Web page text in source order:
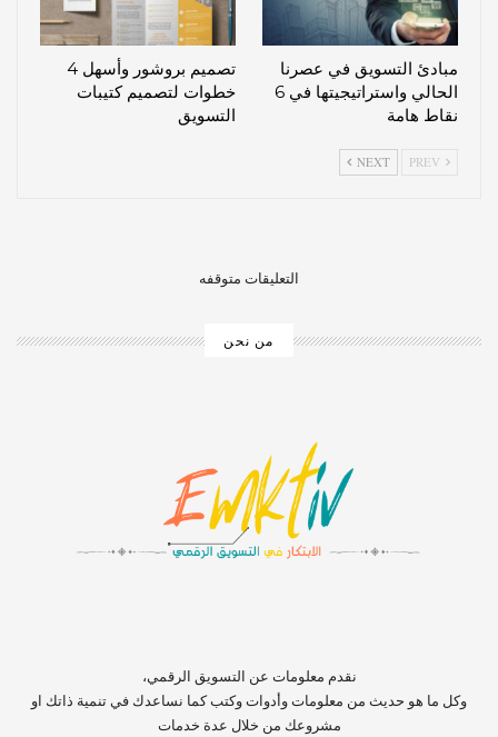
مبادئ التسويق في عصرنا
الحالي واستراتيجيتها في 6
نقاط هامة
تصميم بروشور وأسهل 4
خطوات لتصميم كتيبات
التسويق
NEXT
التعليقات متوقفه
من نحن
‏‏‏‏‏‏‏‏‏‏‏‏‏‏‏‏‏‏‏‏‏‏‏‏‏‏‏‏‏‏‏نقدم معلومات عن التسويق الرقمي،
وكل ما هو حديث من معلومات وأدوات وكتب كما نساعدك في تنمية ذاتك او
مشروعك من خلال عدة خدمات